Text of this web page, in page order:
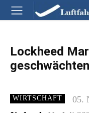
Lockheed
WIRTSCHAFT
05.